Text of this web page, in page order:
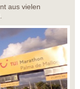
aus vielen